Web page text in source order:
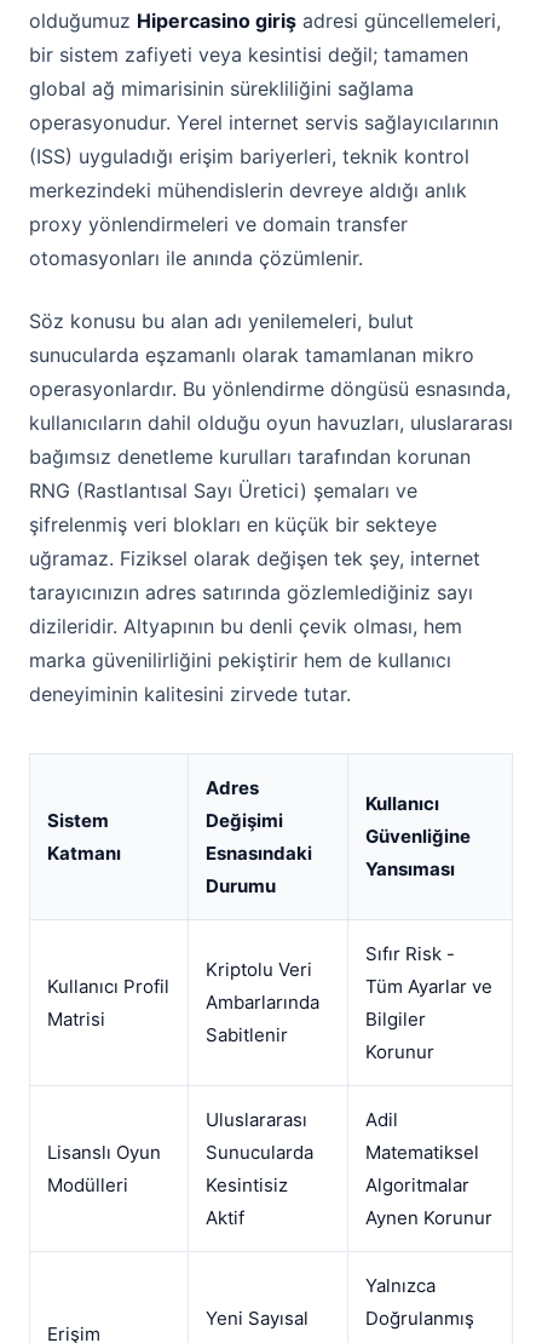
olduğumuz Hipercasino giriş adresi güncellemeleri,
bir sistem zafiyeti veya kesintisi değil; tamamen
global ağ mimarisinin sürekliliğini sağlama
operasyonudur. Yerel internet servis sağlayıcılarının
(ISS) uyguladığı erişim bariyerleri, teknik kontrol
merkezindeki mühendislerin devreye aldığı anlık
proxy yönlendirmeleri ve domain transfer
otomasyonları ile anında çözümlenir.
Söz konusu bu alan adı yenilemeleri, bulut
sunucularda eşzamanlı olarak tamamlanan mikro
operasyonlardır. Bu yönlendirme döngüsü esnasında,
kullanıcıların dahil olduğu oyun havuzları, uluslararası
bağımsız denetleme kurulları tarafından korunan
RNG (Rastlantısal Sayı Üretici) şemaları ve
şifrelenmiş veri blokları en küçük bir sekteye
uğramaz. Fiziksel olarak değişen tek şey, internet
tarayıcınızın adres satırında gözlemlediğiniz sayı
dizileridir. Altyapının bu denli çevik olması, hem
marka güvenilirliğini pekiştirir hem de kullanıcı
deneyiminin kalitesini zirvede tutar.
Sistem
Katmanı
Adres
Değişimi
Esnasındaki
Durumu
Kullanıcı
Güvenliğine
Yansıması
Kullanıcı Profil
Matrisi
Kriptolu Veri
Ambarlarında
Sabitlenir
Sıfır Risk -
Tüm Ayarlar ve
Bilgiler
Korunur
Lisanslı Oyun
Modülleri
Uluslararası
Sunucularda
Kesintisiz
Aktif
Adil
Matematiksel
Algoritmalar
Aynen Korunur
Erişim
Yeni Sayısal
Yalnızca
Doğrulanmış